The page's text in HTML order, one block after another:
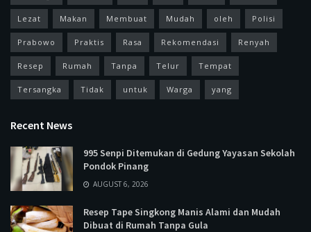
Lezat Makan Membuat Mudah oleh Polisi
Prabowo Praktis Rasa Rekomendasi Renyah
Resep Rumah Tanpa Telur Tempat
Tersangka Tidak untuk Warga yang
Recent News
995 Senpi Ditemukan di Gedung Yayasan Sekolah
Pondok Pinang
AUGUST 6, 2026
Resep Tape Singkong Manis Alami dan Mudah
Dibuat di Rumah Tanpa Gula